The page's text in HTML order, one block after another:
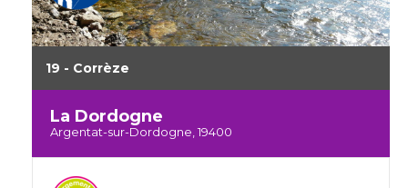
19 - Corrèze
La Dordogne
Argentat-sur-Dordogne, 19400